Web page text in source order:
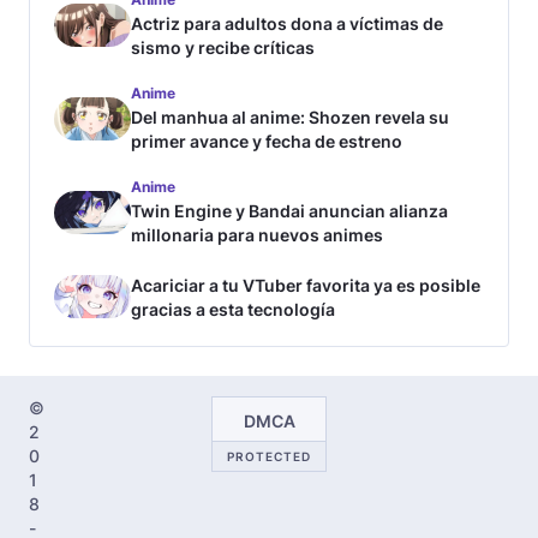
Actriz para adultos dona a víctimas de
sismo y recibe críticas
Anime
Del manhua al anime: Shozen revela su
primer avance y fecha de estreno
Anime
Twin Engine y Bandai anuncian alianza
millonaria para nuevos animes
Acariciar a tu VTuber favorita ya es posible
gracias a esta tecnología
©
2
0
1
8
-
DMCA
PROTECTED